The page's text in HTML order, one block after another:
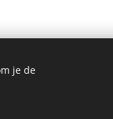
Fcrew event support
je de